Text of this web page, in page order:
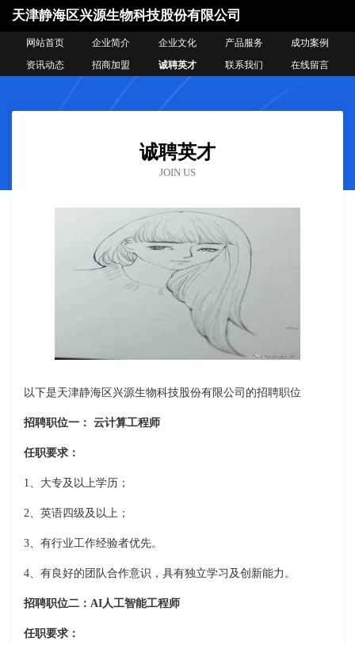
天津静海区兴源生物科技股份有限公司
网站首页 企业简介 企业文化 产品服务
成功案例
资讯动态
招商加盟 诚聘英才 联系我们 在线留言
诚聘英才
JOIN US
以下是天津静海区兴源生物科技股份有限公司的招聘职位
招聘职位一： 云计算工程师
任职要求：
1、大专及以上学历；
2、英语四级及以上；
3、有行业工作经验者优先。
4、有良好的团队合作意识，具有独立学习及创新能力。
招聘职位二：AI人工智能工程师
任职要求：